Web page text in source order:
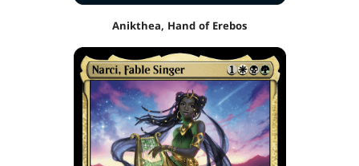
Anikthea, Hand of Erebos